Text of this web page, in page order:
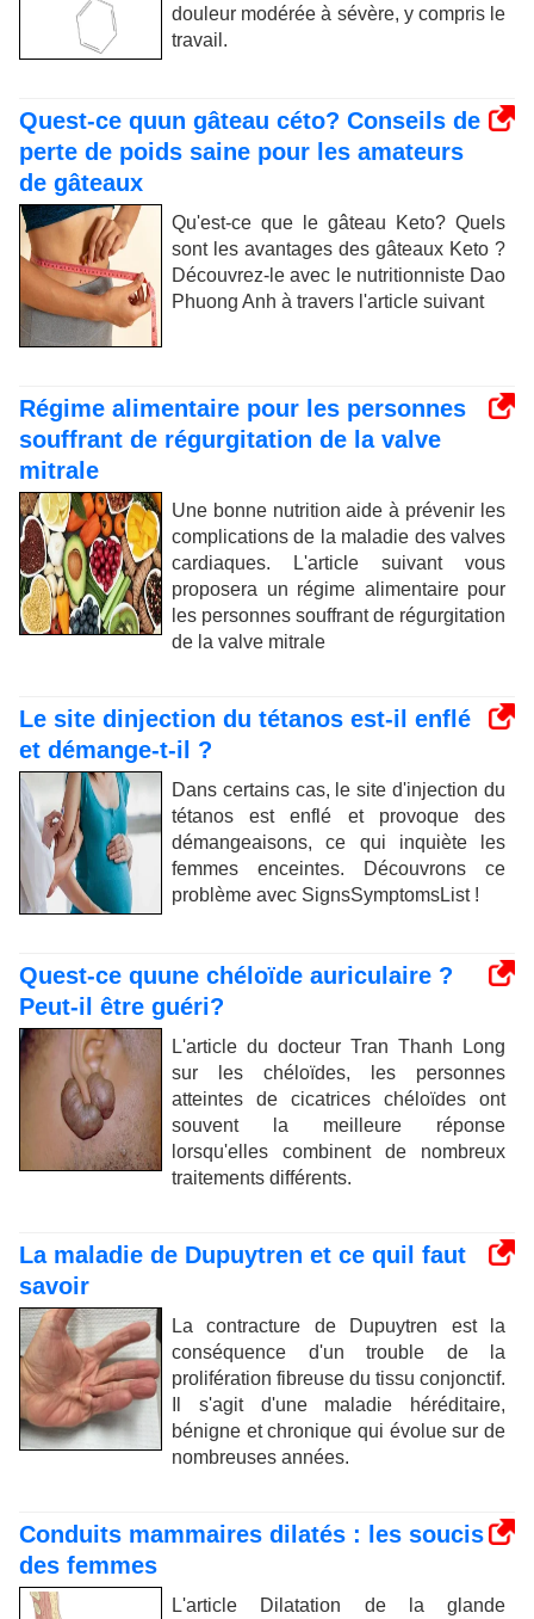
douleur modérée à sévère, y compris le
travail.
Quest-ce quun gâteau céto? Conseils de
perte de poids saine pour les amateurs
de gâteaux
Qu'est-ce que le gâteau Keto? Quels
sont les avantages des gâteaux Keto ?
Découvrez-le avec le nutritionniste Dao
Phuong Anh à travers l'article suivant
Régime alimentaire pour les personnes
souffrant de régurgitation de la valve
mitrale
Une bonne nutrition aide à prévenir les
complications de la maladie des valves
cardiaques. L'article suivant vous
proposera un régime alimentaire pour
les personnes souffrant de régurgitation
de la valve mitrale
Le site dinjection du tétanos est-il enflé
et démange-t-il ?
Dans certains cas, le site d'injection du
tétanos est enflé et provoque des
démangeaisons, ce qui inquiète les
femmes enceintes. Découvrons ce
problème avec SignsSymptomsList !
Quest-ce quune chéloïde auriculaire ?
Peut-il être guéri?
L'article du docteur Tran Thanh Long
sur les chéloïdes, les personnes
atteintes de cicatrices chéloïdes ont
souvent la meilleure réponse
lorsqu'elles combinent de nombreux
traitements différents.
La maladie de Dupuytren et ce quil faut
savoir
La contracture de Dupuytren est la
conséquence d'un trouble de la
prolifération fibreuse du tissu conjonctif.
Il s'agit d'une maladie héréditaire,
bénigne et chronique qui évolue sur de
nombreuses années.
Conduits mammaires dilatés : les soucis
des femmes
L'article Dilatation de la glande